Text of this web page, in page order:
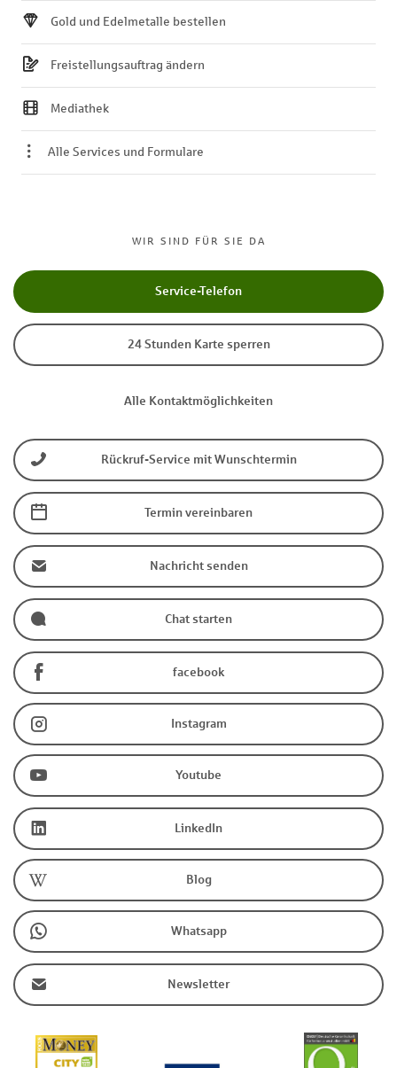
WIR SIND FÜR SIE DA
Service-Telefon
24 Stunden Karte sperren
Alle Kontaktmöglichkeiten
Rückruf-Service mit Wunschtermin
Termin vereinbaren
Nachricht senden
Chat starten
facebook
Instagram
Youtube
LinkedIn
Blog
Whatsapp
Newsletter
Gold und Edelmetalle bestellen
Freistellungsauftrag ändern
Mediathek
Alle Services und Formulare